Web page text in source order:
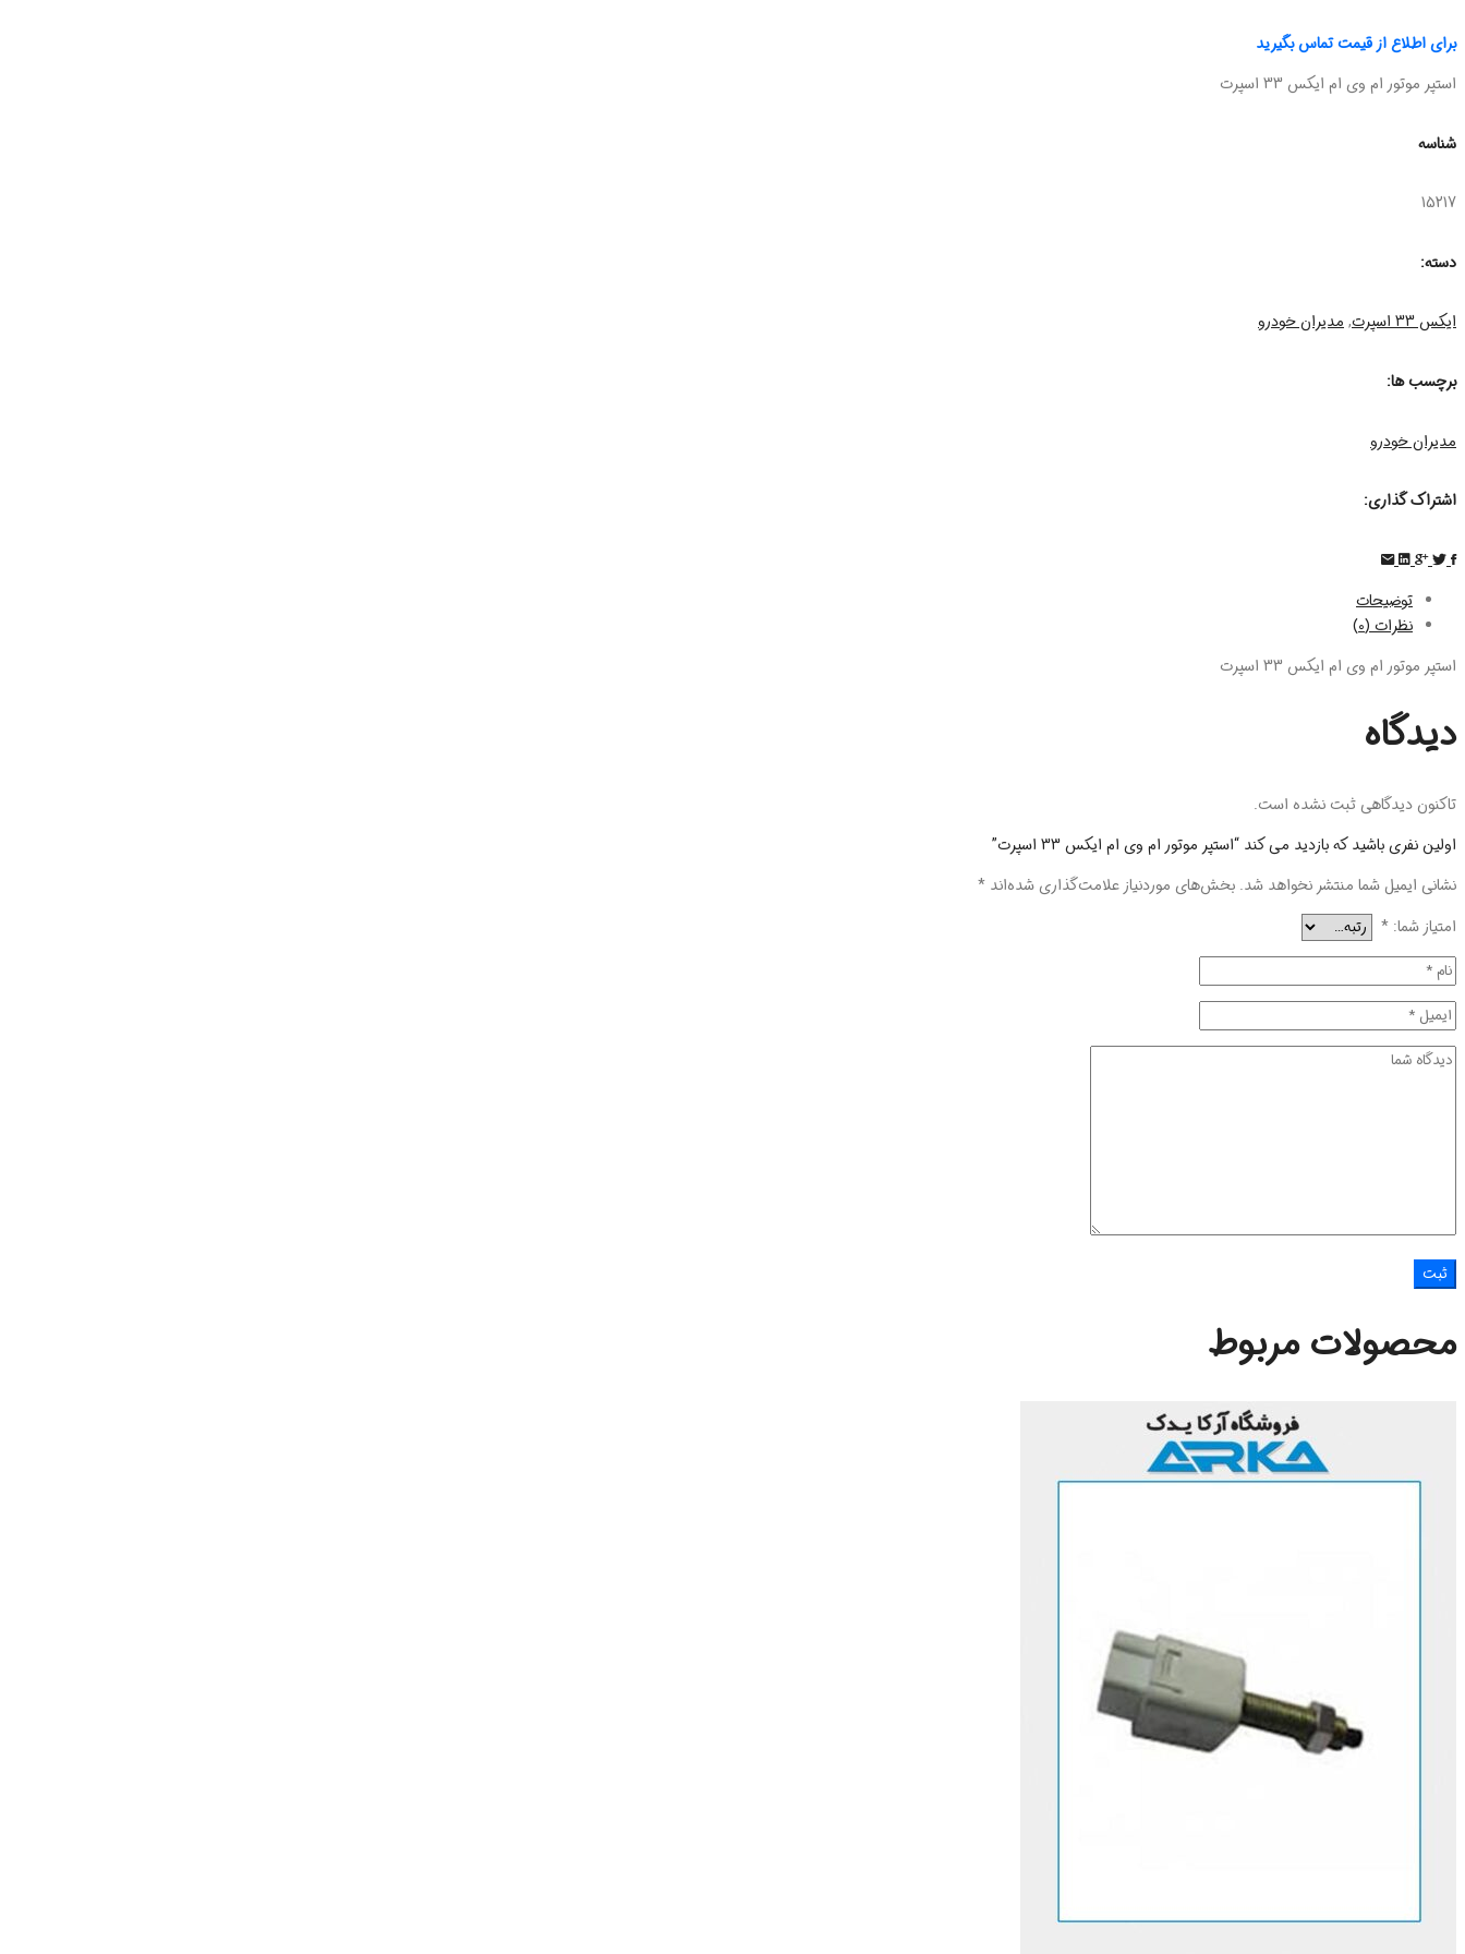
برای اطلاع از قیمت تماس بگیرید
استپر موتور ام وی ام ایکس 33 اسپرت
شناسه
15217
دسته:
ایکس 33 اسپرت ,مدیران خودرو
برچسب ها:
مدیران خودرو
اشتراک گذاری:
توضیحات
نظرات (0)
استپر موتور ام وی ام ایکس 33 اسپرت
دیدگاه
تاکنون دیدگاهی ثبت نشده است.
اولین نفری باشید که بازدید می کند “استپر موتور ام وی ام ایکس 33 اسپرت”
نشانی ایمیل شما منتشر نخواهد شد. بخش‌های موردنیاز علامت‌گذاری شده‌اند *
امتیاز شما: *
محصولات مربوط